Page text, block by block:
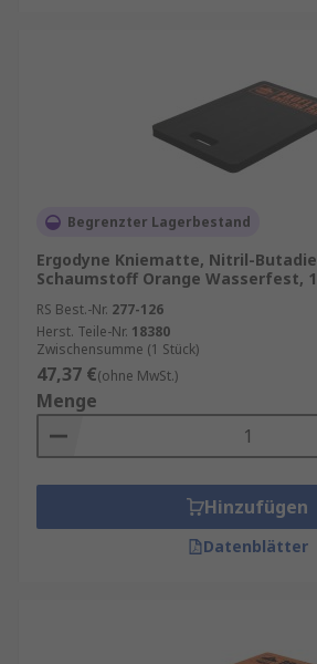
Begrenzter Lagerbestand
Ergodyne Kniematte, Nitril-
Schaumstoff Orange Wasserfest,
RS Best.-Nr. 277-126
Herst. Teile-Nr. 18380
Zwischensumme (1 Stück)
47,37 €(ohne MwSt.)
Menge
Hinzufügen
Datenblätter